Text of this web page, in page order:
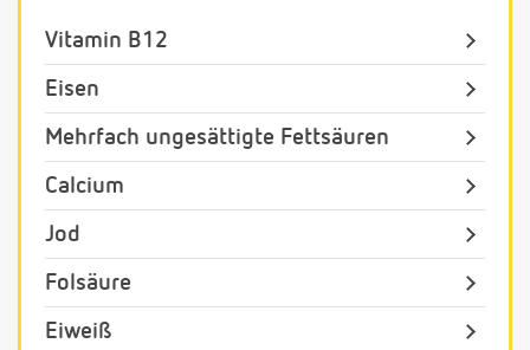
Vitamin B12
Eisen
Mehrfach ungesättigte Fettsäuren
Calcium
Jod
Folsäure
Eiweiß